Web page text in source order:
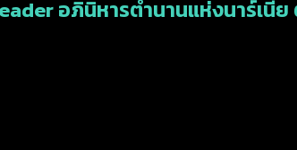
อภินิหารตำนานแห่งนาร์เนี